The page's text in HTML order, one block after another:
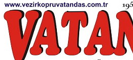
Vezirköprü CHP’de istifa
HAYATIN İÇİNDEN
Kaybettiklerimiz
NÖBETÇİ ECZANELER